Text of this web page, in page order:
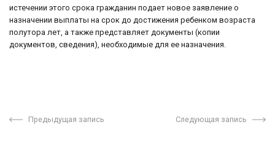
истечении этого срока гражданин подает новое заявление о
назначении выплаты на срок до достижения ребенком возраста
полутора лет, а также представляет документы (копии
документов, сведения), необходимые для ее назначения.
Предыдущая запись Следующая запись